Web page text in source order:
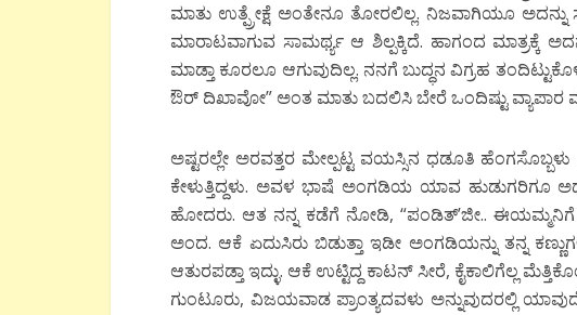
ಮಾತು ಉತ್ಪ್ರೇಕ್ಷೆ ಅಂತೇನೂ ತೋರಲಿಲ್ಲ. ನಿಜವಾಗಿಯೂ
ಮಾರಾಟವಾಗುವ ಸಾಮರ್ಥ್ಯ ಆ ಶಿಲ್ಪಕ್ಕಿದೆ. ಹಾಗಂದ ಮಾತ್ರಕ್ಕೆ
ಮಾಡ್ತಾ ಕೂರಲೂ ಆಗುವುದಿಲ್ಲ. ನನಗೆ ಬುದ್ಧನ ವಿಗ್ರಹ
ಔರ್ ದಿಖಾವೋ” ಅಂತ ಮಾತು ಬದಲಿಸಿ ಬೇರೆ ಒಂದಿಷ್ಟು ವ್ಯಾಪಾರ
ಅಷ್ಟರಲ್ಲೇ ಅರವತ್ತರ ಮೇಲ್ಪಟ್ಟ ವಯಸ್ಸಿನ ಧಡೂತಿ
ಕೇಳುತ್ತಿದ್ದಳು. ಅವಳ ಭಾಷೆ ಅಂಗಡಿಯ ಯಾವ ಹುಡುಗರಿಗೂ
ಹೋದರು. ಆತ ನನ್ನ ಕಡೆಗೆ ನೋಡಿ, “ಪಂಡಿತ್’ಜೀ.. ಈಯಮ್ಮನಿಗೆ
ಅಂದ. ಆಕೆ ಏದುಸಿರು ಬಿಡುತ್ತಾ ಇಡೀ ಅಂಗಡಿಯನ್ನು ತನ್ನ
ಆತುರಪಡ್ತಾ ಇದ್ಳು. ಆಕೆ ಉಟ್ಟಿದ್ದ ಕಾಟನ್ ಸೀರೆ, ಕೈಕಾಲಿಗೆಲ್ಲ
ಗುಂಟೂರು, ವಿಜಯವಾಡ ಪ್ರಾಂತ್ಯದವಳು ಅನ್ನುವುದರಲ್ಲಿ